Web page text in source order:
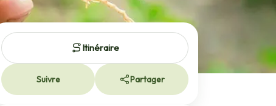
Itinéraire
Suivre Partager